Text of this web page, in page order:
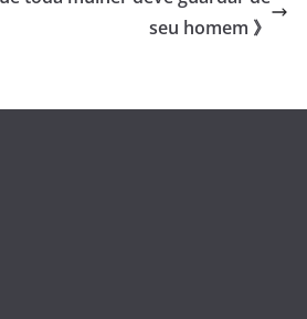
seu homem 》